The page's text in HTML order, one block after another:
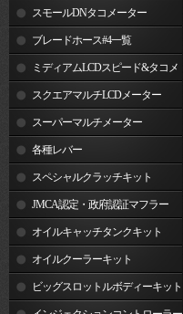
スモールDNタコメーター
ブレードホース#4一覧
ミディアムLCDスピード&タコメ
ータースクエアマルチLCDメーター
スーパーマルチメーター
各種レバー
スペシャルクラッチキット
JMCA認定・政府認証マフラー
オイルキャッチタンクキット
オイルクーラーキット
ビッグスロットルボディーキット